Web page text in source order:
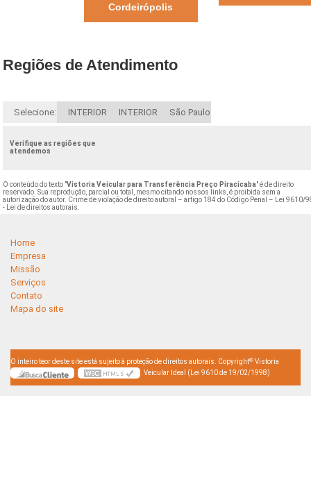
Cordeirópolis
Regiões de Atendimento
Selecione: INTERIOR INTERIOR São Paulo
Verifique as regiões que
atendemos
O conteúdo do texto "Vistoria Veicular para Transferência Preço Piracicaba" é de direito
reservado. Sua reprodução, parcial ou total, mesmo citando nossos links, é proibida sem a
autorização do autor. Crime de violação de direito autoral – artigo 184 do Código Penal –
Lei 9610/
- Lei de direitos autorais
Home
Empresa
Missão
Serviços
Contato
Mapa do site
O inteiro teor deste site está sujeito à proteção de direitos autorais. Copyright© Vistoria
Veicular Ideal (Lei 9610 de 19/02/1998)